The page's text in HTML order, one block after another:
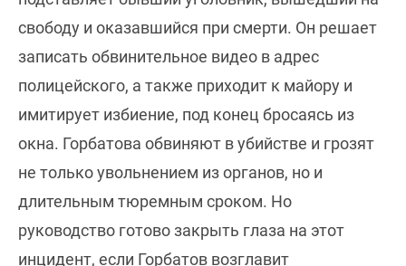
свободу и оказавшийся при смерти. Он решает
записать обвинительное видео в адрес
полицейского, а также приходит к майору и
имитирует избиение, под конец бросаясь из
окна. Горбатова обвиняют в убийстве и грозят
не только увольнением из органов, но и
длительным тюремным сроком. Но
руководство готово закрыть глаза на этот
инцидент, если Горбатов возглавит